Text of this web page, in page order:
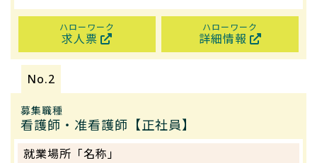
ハローワーク
求人票
ハローワーク
詳細情報
募集職種
看護師・准看護師【正社員】
就業場所「名称」